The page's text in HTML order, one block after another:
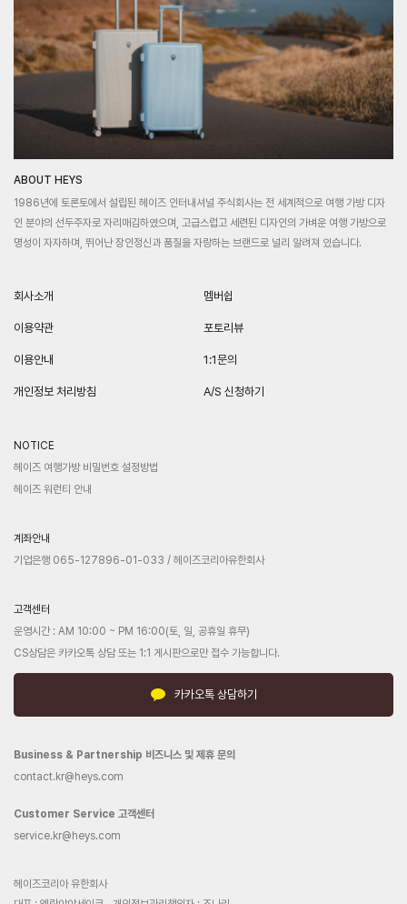
ABOUT HEYS
1986년에 토론토에서 설립된 헤이즈 인터내셔널 주식회사는 전 세계적으로 여행 가방 디자
인 분야의 선두주자로 자리매김하였으며, 고급스럽고 세련된 디자인의 가벼운 여행 가방으로
명성이 자자하며, 뛰어난 장인정신과 품질을 자랑하는 브랜드로 널리 알려져 있습니다.
회사소개
이용약관
이용안내
개인정보 처리방침
멤버쉽
포토리뷰
1:1문의
A/S 신청하기
NOTICE
헤이즈 여행가방 비밀번호 설정방법
헤이즈 워런티 안내
계좌안내
기업은행 065-127896-01-033 / 헤이즈코리아유한회사
고객센터
운영시간 : AM 10:00 ~ PM 16:00(토, 일, 공휴일 휴무)
CS상담은 카카오톡 상담 또는 1:1 게시판으로만 접수 가능합니다.
카카오톡 상담하기
Business & Partnership 비즈니스 및 제휴 문의
contact.kr@heys.com
Customer Service 고객센터
service.kr@heys.com
헤이즈코리아 유한회사